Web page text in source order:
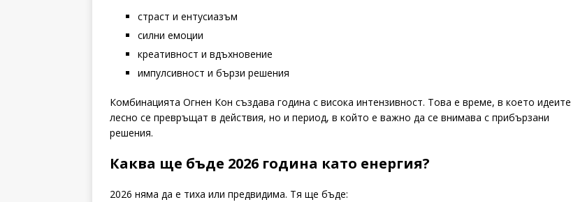
страст и ентусиазъм
силни емоции
креативност и вдъхновение
импулсивност и бързи решения
Комбинацията Огнен Кон създава година с висока интензивност. Това е време, в което идеите
лесно се превръщат в действия, но и период, в който е важно да се внимава с прибързани
решения.
Каква ще бъде 2026 година като енергия?
2026 няма да е тиха или предвидима. Тя ще бъде: